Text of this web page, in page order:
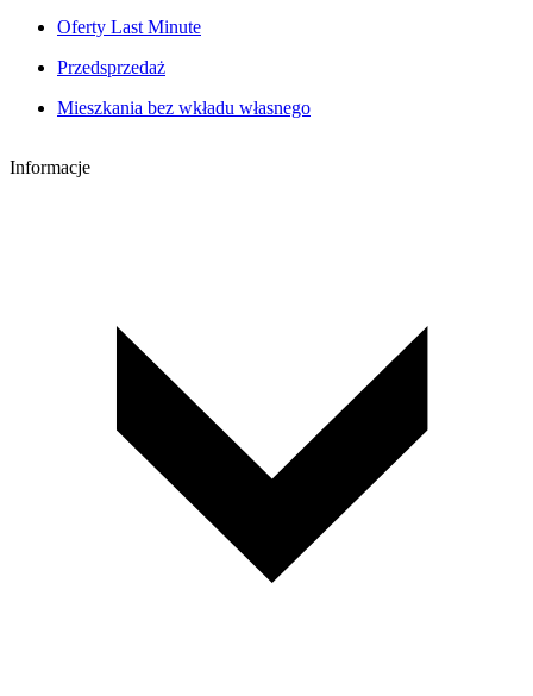
Oferty Last Minute
Przedsprzedaż
Mieszkania bez wkładu własnego
Informacje